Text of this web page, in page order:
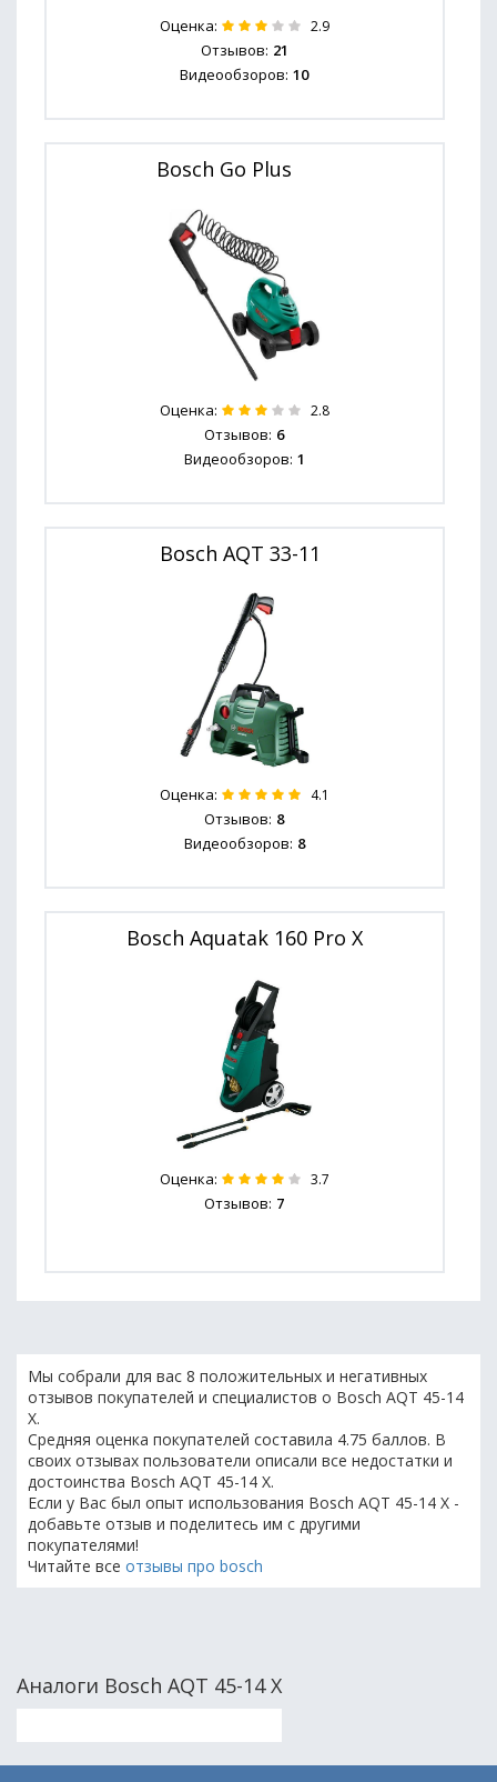
Оценка: 2.9
Отзывов: 21
Видеообзоров: 10
Bosch Go Plus
Оценка: 2.8
Отзывов: 6
Видеообзоров: 1
Bosch AQT 33-11
Оценка: 4.1
Отзывов: 8
Видеообзоров: 8
Bosch Aquatak 160 Pro X
Оценка: 3.7
Отзывов: 7
Мы собрали для вас 8 положительных и негативных
отзывов покупателей и специалистов о Bosch AQT 45-14
X.
Средняя оценка покупателей составила 4.75 баллов. В
своих отзывах пользователи описали все недостатки и
достоинства Bosch AQT 45-14 X.
Если у Вас был опыт использования Bosch AQT 45-14 X -
добавьте отзыв и поделитесь им с другими
покупателями!
Читайте все отзывы про bosch
Аналоги Bosch AQT 45-14 X